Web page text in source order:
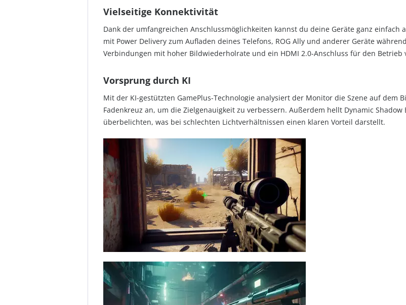
Vielseitige Konnektivität
Dank der umfangreichen Anschlussmöglichkeiten kannst du deine Geräte ganz einfach
mit Power Delivery zum Aufladen deines Telefons, ROG Ally und anderer Geräte
Verbindungen mit hoher Bildwiederholrate und ein HDMI 2.0-Anschluss für den
Vorsprung durch KI
Mit der KI-gestützten GamePlus-Technologie analysiert der Monitor die Szene auf dem
Fadenkreuz an, um die Zielgenauigkeit zu verbessern. Außerdem hellt Dynamic
überbelichten, was bei schlechten Lichtverhältnissen einen klaren Vorteil darstellt.